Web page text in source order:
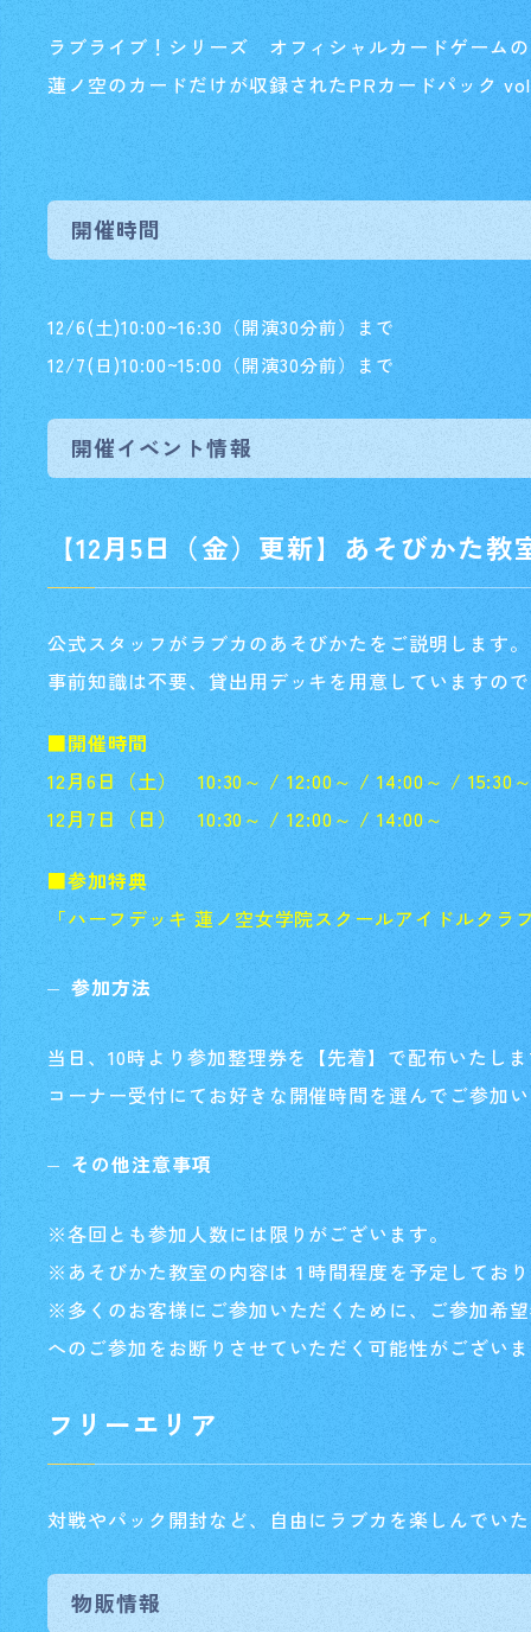
ラブライブ！シリーズ オフィシャルカードゲーム
蓮ノ空のカードだけが収録されたPRカードパック
開催時間
12/6(土)10:00~16:30（開演30分前）まで
12/7(日)10:00~15:00（開演30分前）まで
開催イベント情報
【12月5日（金）更新】あそびかた教
公式スタッフがラブカのあそびかたをご説明します。
事前知識は不要、貸出用デッキを用意していますの
■開催時間
12月6日（土） 10:30～ / 12:00～ / 14:00～ / 15:30
12月7日（日） 10:30～ / 12:00～ / 14:00～
■参加特典
「ハーフデッキ 蓮ノ空女学院スクールアイドルクラ
参加方法
当日、10時より参加整理券を【先着】で配布いたし
コーナー受付にてお好きな開催時間を選んでご参加
その他注意事項
※各回とも参加人数には限りがございます。
※あそびかた教室の内容は１時間程度を予定してお
※多くのお客様にご参加いただくために、ご参加希
へのご参加をお断りさせていただく可能性がござい
フリーエリア
対戦やパック開封など、自由にラブカを楽しんでい
物販情報